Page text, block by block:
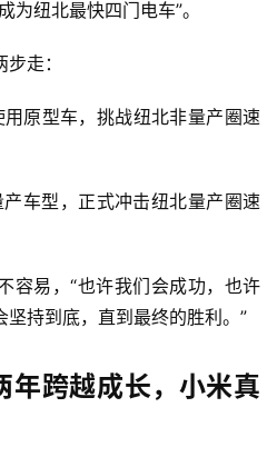
为纽北最快四门电车”。
走：
原型车，挑战纽北非量产圈速
车型，正式冲击纽北量产圈速
容易，“也许我们会成功，也许
持到底，直到最终的胜利。”
年跨越成长，小米真